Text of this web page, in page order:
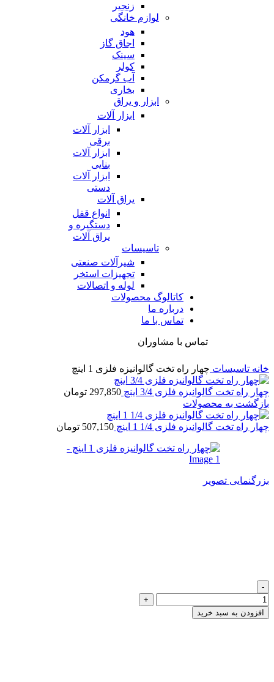
زنجیر
لوازم خانگی
هود
اجاق گاز
سینک
کولر
آب گرمکن
بخاری
ابزار و یراق
ابزار آلات
ابزار آلات
برقی
ابزار آلات
بنایی
ابزار آلات
دستی
یراق آلات
انواع قفل
دستگیره و
یراق آلات
تاسیسات
شیرآلات صنعتی
تجهیزات استخر
لوله و اتصالات
کاتالوگ محصولات
درباره ما
تماس با ما
تماس با مشاوران
خانه تاسیسات چهار راه تخت گالوانیزه فلزی 1 اینچ
چهار راه تخت گالوانیزه فلزی 3/4 اینچ 297,850 تومان
بازگشت به محصولات
چهار راه تخت گالوانیزه فلزی 1/4 1 اینچ 507,150 تومان
بزرگنمایی تصویر
افزودن به سبد خرید